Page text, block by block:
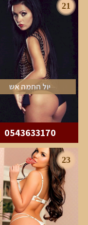
21
יול החמה אש
0543633170
23